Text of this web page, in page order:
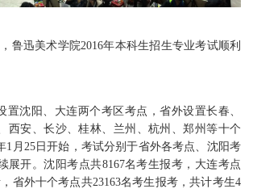
鲁迅美术学院2016年本科生招生专业考试顺利
置沈阳、大连两个考区考点，省外设置长春、
西安、长沙、桂林、兰州、杭州、郑州等十个
1月25日开始，考试分别于省外各考点、沈阳考
展开。沈阳考点共8167名考生报考，大连考点
省外十个考点共23163名考生报考，共计考生4